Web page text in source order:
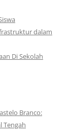
dalam
Di Sekolah
Branco:
Tengah